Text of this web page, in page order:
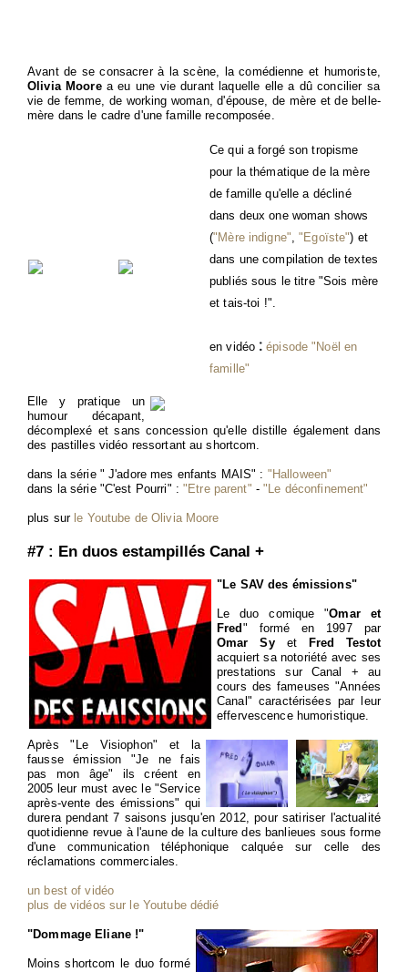
Avant de se consacrer à la scène, la comédienne et humoriste,
Olivia Moorea eu une vie durant laquelle elle a dû concilier sa
vie de femme, de working woman, d'épouse, de mère et de belle-
mère dans le cadre d'une famille recomposée.
Ce qui a forgé son tropisme
pour la thématique de la mère
de famille qu'elle a décliné
dans deux one woman shows
("Mère indigne", "Egoïste") et
dans une compilation de textes
publiés sous le titre "Sois mère
et tais-toi !".
en vidéo :épisode "Noël en
famille"
Elle y pratique un
humour décapant,
décomplexé et sans concession qu'elle distille également dans
des pastilles vidéo ressortant au shortcom.
dans la série " J'adore mes enfants MAIS" : "Halloween"
dans la série "C'est Pourri" :"Etre parent" -"Le déconfinement"
plus sur le Youtube de Olivia Moore
#7 : En duos estampillés Canal +
"Le SAV des émissions"
Le duo comique "Omar et
Fred " formé en 1997 par
Omar Syet
Fred Testot
acquiert sa notoriété avec ses
prestations sur Canal + au
cours des fameuses "Années
Canal" caractérisées par leur
effervescence humoristique.
Après "Le Visiophon" et la
fausse émission "Je ne fais
pas mon âge" ils créent en
2005 leur must avec le "Service
après-vente des émissions" qui
durera pendant 7 saisons jusqu'en 2012, pour satiriser l'actualité
quotidienne revue à l'aune de la culture des banlieues sous forme
d'une communication téléphonique calquée sur celle des
réclamations commerciales.
un best of vidéo
plus de vidéos sur le Youtube dédié
"Dommage Eliane !"
Moins shortcom le duo formé